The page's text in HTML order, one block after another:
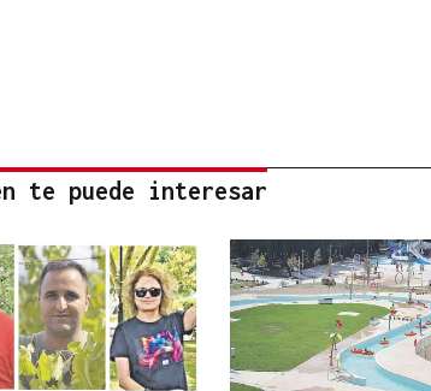
te puede interesar